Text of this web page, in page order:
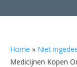
Home » Niet
Medicijnen Kopen